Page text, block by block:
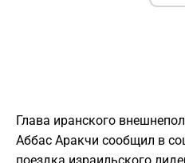
Глава иранского
Аббас Аракчи сообщил в